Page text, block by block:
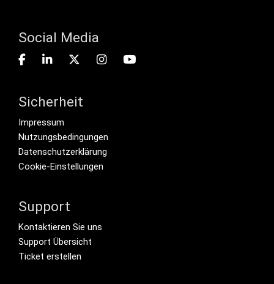
Social Media
Sicherheit
Footer menu
Impressum
Nutzungsbedingungen
Datenschutzerklärung
Cookie-Einstellungen
Support
Footer Secondary Menu
Kontaktieren Sie uns
Support Übersicht
Ticket erstellen